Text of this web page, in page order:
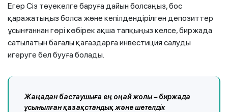
Егер Сіз тәуекелге баруға дайын болсаңыз, бос
қаражатыңыз болса және кепілдендірілген депозиттер
ұсынғаннан гөрі көбірек ақша тапқыңыз келсе, биржада
сатылатын бағалы қағаздарға инвестиция салуды
игеруге бел бууға болады.
Жаңадан бастаушыға ең оңай жолы – биржада
ұсынылған қазақстандық және шетелдік